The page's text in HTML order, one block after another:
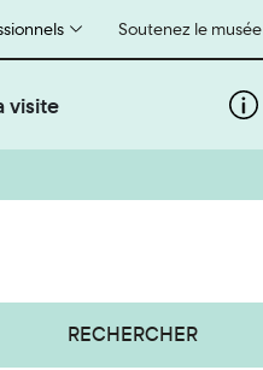
Soutenez le musée
visite
RECHERCHER